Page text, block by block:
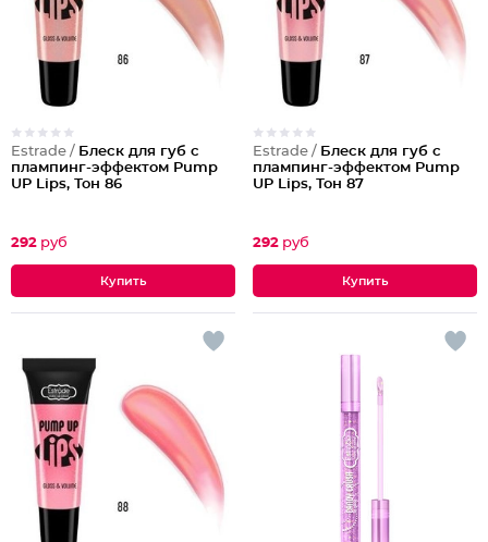
Estrade / Блеск для губ с
плампинг-эффектом Pump
UP Lips, Тон 86
292 руб
Estrade / Блеск для губ с
плампинг-эффектом Pump
UP Lips, Тон 87
292 руб